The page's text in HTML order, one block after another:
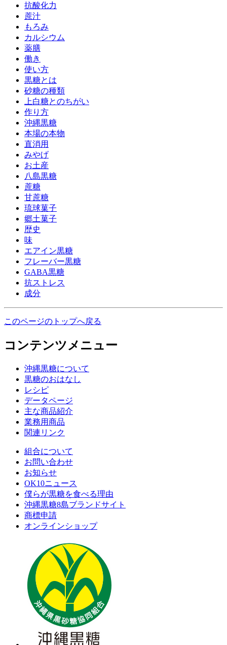
抗酸化力
蔗汁
もろみ
カルシウム
薬膳
働き
使い方
黒糖とは
砂糖の種類
上白糖とのちがい
作り方
沖縄黒糖
本場の本物
直消用
みやげ
お土産
八島黒糖
蔗糖
甘蔗糖
琉球菓子
郷土菓子
歴史
味
エアイン黒糖
フレーバー黒糖
GABA黒糖
抗ストレス
成分
このページのトップへ戻る
コンテンツメニュー
沖縄黒糖について
黒糖のおはなし
レシピ
データページ
主な商品紹介
業務用商品
関連リンク
組合について
お問い合わせ
お知らせ
OK10ニュース
僕らが黒糖を食べる理由
沖縄黒糖8島ブランドサイト
商標申請
オンラインショップ